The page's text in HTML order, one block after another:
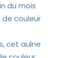
du mois
de couleur
cet aulne